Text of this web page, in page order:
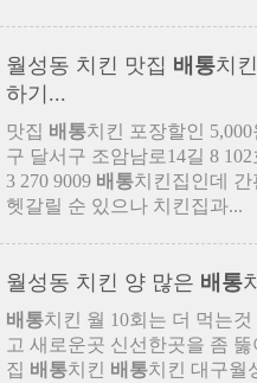
월성동 치킨 맛집 배통치
하기...
맛집 배통치킨 포장할인
구 달서구 조암남로14길 8
3 270 9009 배통치킨집인데
헷갈릴 순 있으나 치킨집과...
월성동 치킨 양 많은 배통
배통치킨 월 10회는 더 먹는
고 새로운곳 신선한곳을 좀
집 배통치킨 배통치킨 대구월